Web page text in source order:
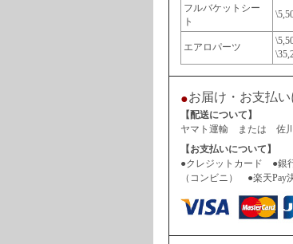
フルバケットシー
ト
エアロパーツ
●お届け・お支払い
【配送について】
ヤマト運輸 または 佐川
【お支払いについて】
●クレジットカード ●銀
（コンビニ） ●楽天Pay